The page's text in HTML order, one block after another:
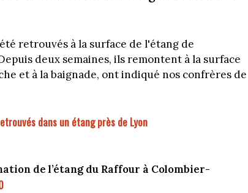
retrouvés à la surface de l'étang de
deux semaines, ils remontent à la surface
et à la baignade, ont indiqué nos confrères de
dans un étang près de Lyon
de l’étang du Raffour à Colombier-